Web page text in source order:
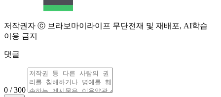
저작권자 ⓒ 브라보마이라이프 무단전재 및 재배포, AI학습
이용 금지
댓글
0 / 300